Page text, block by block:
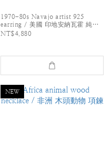
1970-80s Navajo artist 925
earring / 美國 印地安納瓦霍 純銀
耳環
NT$4,880
NEW